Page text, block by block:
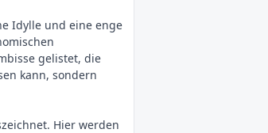
Idylle und eine enge
gelistet, die
kann, sondern
Hier werden